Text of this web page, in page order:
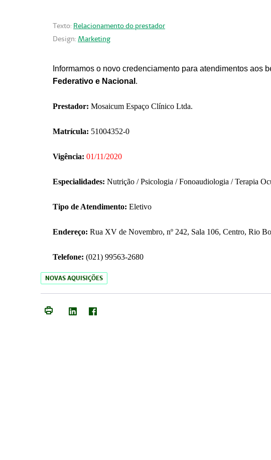
Texto: Relacionamento do prestador
Design: Marketing
Informamos o novo credenciamento para atendimentos aos
Federativo e Nacional .
Prestador: Mosaicum Espaço Clínico Ltda.
Matrícula: 51004352-0
Vigência: 01/11/2020
Especialidades: Nutrição / Psicologia / Fonoaudiologia / Terapia
Tipo de Atendimento: Eletivo
Endereço: Rua XV de Novembro, nº 242, Sala 106, Centro, Rio
Telefone: (021) 99563-2680
NOVAS AQUISIÇÕES